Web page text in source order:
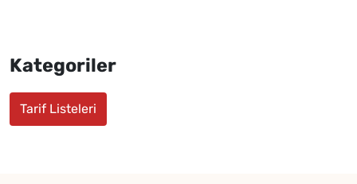
Kategoriler
Tarif Listeleri